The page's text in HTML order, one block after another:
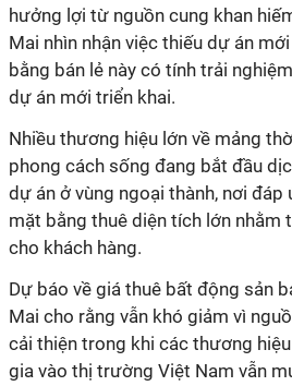
hưởng lợi từ nguồn cung khan
Mai nhìn nhận việc thiếu dự án
bằng bán lẻ này có tính trải
dự án mới triển khai.
Nhiều thương hiệu lớn về mảng
phong cách sống đang bắt đầu
dự án ở vùng ngoại thành, nơi đáp
mặt bằng thuê diện tích lớn nhằm
cho khách hàng.
Dự báo về giá thuê bất động sản
Mai cho rằng vẫn khó giảm vì
cải thiện trong khi các thương
gia vào thị trường Việt Nam vẫn